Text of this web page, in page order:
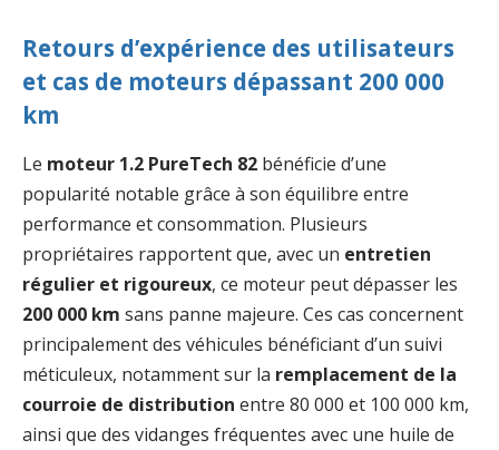
Retours d’expérience des utilisateurs
et cas de moteurs dépassant 200 000
km
Le moteur 1.2 PureTech 82 bénéficie d’une
popularité notable grâce à son équilibre entre
performance et consommation. Plusieurs
propriétaires rapportent que, avec un entretien
régulier et rigoureux, ce moteur peut dépasser les
200 000 km sans panne majeure. Ces cas concernent
principalement des véhicules bénéficiant d’un suivi
méticuleux, notamment sur la remplacement de la
courroie de distribution entre 80 000 et 100 000 km,
ainsi que des vidanges fréquentes avec une huile de